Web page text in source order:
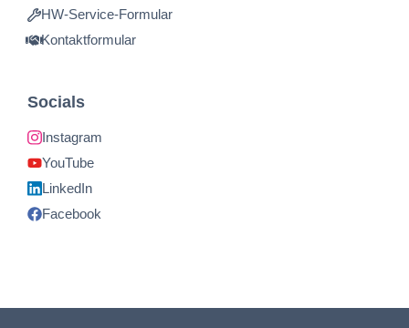
HW-Service-Formular
Kontaktformular
Socials
Instagram
YouTube
LinkedIn
Facebook